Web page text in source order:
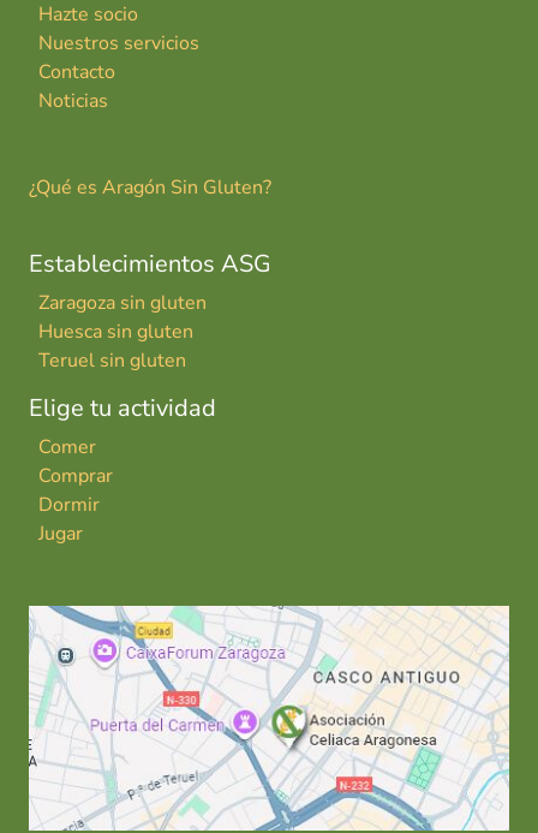
Hazte socio
Nuestros servicios
Contacto
Noticias
¿Qué es Aragón Sin Gluten?
Establecimientos ASG
Zaragoza sin gluten
Huesca sin gluten
Teruel sin gluten
Elige tu actividad
Comer
Comprar
Dormir
Jugar